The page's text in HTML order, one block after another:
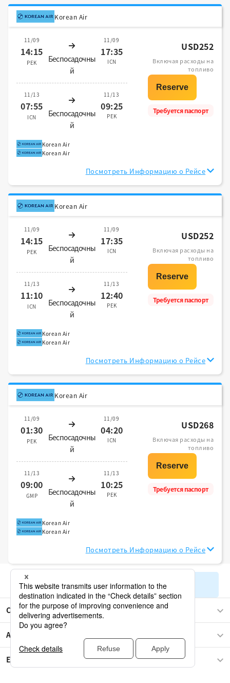
Korean Air
11/09
14:15
PEK
Беспосадочны
й
11/09
17:35
ICN
11/13
07:55
ICN
Беспосадочны
й
11/13
09:25
PEK
USD252
Включая расходы на
топливо
Требуется паспорт
Korean Air
Korean Air
Посмотреть Информацию о Рейсе
Korean Air
11/09
14:15
PEK
Беспосадочны
й
11/09
17:35
ICN
11/13
11:10
ICN
Беспосадочны
й
11/13
12:40
PEK
USD252
Включая расходы на
топливо
Требуется паспорт
Korean Air
Korean Air
Посмотреть Информацию о Рейсе
Korean Air
11/09
01:30
PEK
Беспосадочны
й
11/09
04:20
ICN
11/13
09:00
GMP
Беспосадочны
й
11/13
10:25
PEK
USD268
Включая расходы на
топливо
Требуется паспорт
Korean Air
Korean Air
Посмотреть Информацию о Рейсе
Показать остальные результаты поиска
Сеул
Азия
Европа